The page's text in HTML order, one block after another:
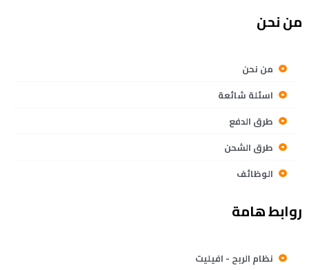
من نحن
من نحن
اسئلة شائعة
طرق الدفع
طرق الشحن
الوظائف
روابط هامة
نظام الربح - افيليت